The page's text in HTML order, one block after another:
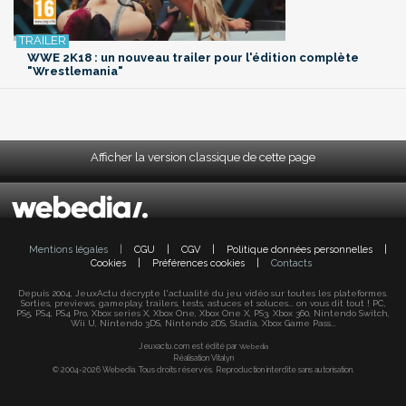
WWE 2K18 : un nouveau trailer pour l'édition complète
"Wrestlemania"
Afficher la version classique de cette page
Mentions légales CGU CGV Politique données personnelles
Cookies
Préférences cookies Contacts
Depuis 2004, JeuxActu décrypte l'actualité du jeu vidéo sur toutes les plateformes.
Sorties, previews, gameplay, trailers, tests, astuces et soluces... on vous dit tout ! PC,
PS5, PS4, PS4 Pro, Xbox series X, Xbox One, Xbox One X, PS3, Xbox 360, Nintendo Switch,
Wii U, Nintendo 3DS, Nintendo 2DS, Stadia, Xbox Game Pass...
Jeuxactu.com est édité par Webedia
Réalisation Vitalyn
© 2004-2026 Webedia. Tous droits réservés. Reproduction interdite sans autorisation.